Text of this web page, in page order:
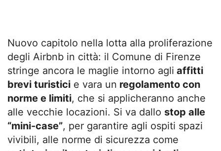
Nuovo capitolo nella lotta alla proliferazione
degli Airbnb in città: il Comune di Firenze
stringe ancora le maglie intorno agli affitti
brevi turistici e vara un regolamento con
norme e limiti, che si applicheranno anche
alle vecchie locazioni. Si va dallo stop alle
“mini-case”, per garantire agli ospiti spazi
vivibili, alle norme di sicurezza come